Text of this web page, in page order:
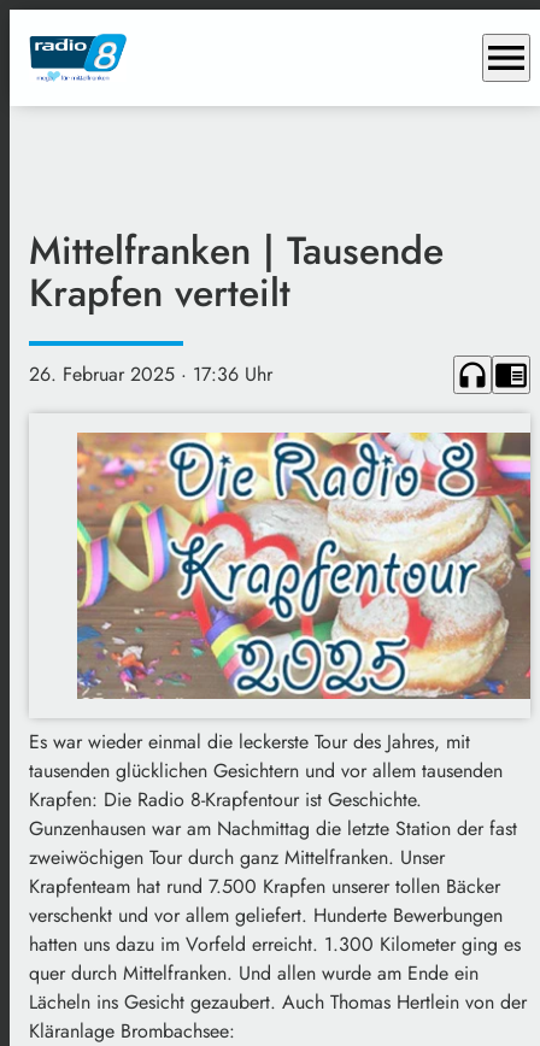
menu
Mittelfranken | Tausende
Krapfen verteilt
26. Februar 2025 · 17:36 Uhr headphones chrome_reader_mode
Es war wieder einmal die leckerste Tour des Jahres, mit
tausenden glücklichen Gesichtern und vor allem tausenden
Krapfen: Die Radio 8-Krapfentour ist Geschichte.
Gunzenhausen war am Nachmittag die letzte Station der fast
zweiwöchigen Tour durch ganz Mittelfranken. Unser
Krapfenteam hat rund 7.500 Krapfen unserer tollen Bäcker
verschenkt und vor allem geliefert. Hunderte Bewerbungen
hatten uns dazu im Vorfeld erreicht. 1.300 Kilometer ging es
quer durch Mittelfranken. Und allen wurde am Ende ein
Lächeln ins Gesicht gezaubert. Auch Thomas Hertlein von der
Kläranlage Brombachsee: